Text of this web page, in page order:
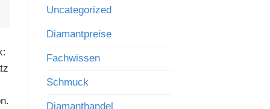
für
internationalen
Diamanthandel
Uncategorized
Diamantpreise
Fachwissen
Schmuck
Diamanthandel